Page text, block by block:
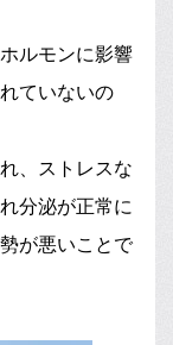
ルモンに影響
ていないの
、ストレスな
分泌が正常に
が悪いことで